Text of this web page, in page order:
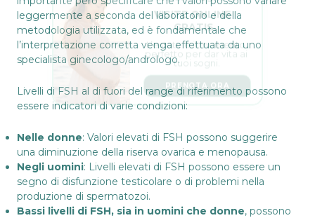
leggermente a seconda del laboratorio e della
metodologia utilizzata, ed è fondamentale che
l’interpretazione corretta venga effettuata da uno
specialista ginecologo/andrologo.
Livelli di FSH al di fuori del range di riferimento possono
essere indicatori di varie condizioni:
Nelle donne: Valori elevati di FSH possono suggerire
una diminuzione della riserva ovarica e menopausa.
Negli uomini: Livelli elevati di FSH possono essere un
segno di disfunzione testicolare o di problemi nella
produzione di spermatozoi.
Bassi livelli di FSH, sia in uomini che donne, possono
GRATIS
L’estate è il momento
perfetto per dar vita ai
tuoi sogni.